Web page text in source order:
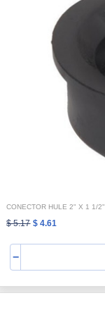
CONECTOR HULE 2" X 1 1/2"
$ 5.17 $ 4.61
−